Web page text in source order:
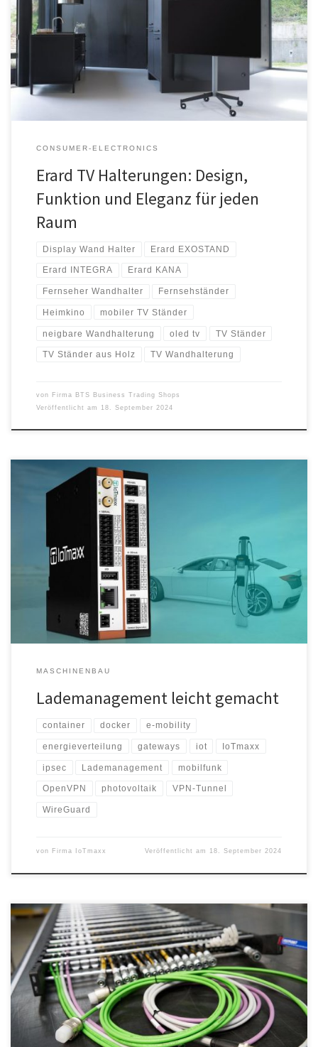
Halterungssysteme, um Fernseher elegant in Szene zu setzen. Die
flexiblen TV Ständer und robusten Wandhalterungen können über
den Online Shop erard.shop bezogen werden. Seit über 60
Jahren in der Entwicklung und Herstellung innovativer TV
Halterungen und Möbel für Unterhaltungselektronik tätig, […]
CONSUMER-ELECTRONICS
Erard TV Halterungen: Design,
Funktion und Eleganz für jeden
Raum
Display Wand Halter Erard EXOSTAND
Erard INTEGRA Erard KANA
Fernseher Wandhalter Fernsehständer
Heimkino mobiler TV Ständer
neigbare Wandhalterung oled tv TV Ständer
TV Ständer aus Holz TV Wandhalterung
von Firma BTS Business Trading Shops
Veröffentlicht am
18. September 2024
Mit dem zunehmenden Ausbau erneuerbarer Energiequellen und
der steigenden Anzahl elektrischer Fahrzeuge wird die intelligente
Verteilung der zur Verfügung stehenden Ressourcen immer
wichtiger. Für ein dynamisches Lademanagement bieten die
robusten und wartungsfreien Mobilfunk-Gateways von IoTmaxx
eine ideale Plattform. „Bei der Energieverteilung im Bereich E-
Mobilität werden die technischen Anforderungen zunehmend
MASCHINENBAU
Lademanagement leicht gemacht
container docker e-mobility
energieverteilung gateways iot IoTmaxx
ipsec Lademanagement mobilfunk
OpenVPN photovoltaik VPN-Tunnel
WireGuard
von Firma IoTmaxx Veröffentlicht am 18. September 2024
Auf der SPS 2024 in Nürnberg stellt TSUBAKI KABELSCHLEPP vom
12. bis 14. November seine Totaltrax-Lösungen in den Mittelpunkt.
Die konfektionierten Energiekettensysteme helfen dem Anwender
dabei, sich auf seine Kernkompetenzen zu konzentrieren.
Darüber hinaus verbessern sie die Planbarkeit seiner Prozesse,
schaffen Kostentransparenz und Qualitätssicherheit. „In der
aktuellen volatilen wirtschaftlichen Situation […]